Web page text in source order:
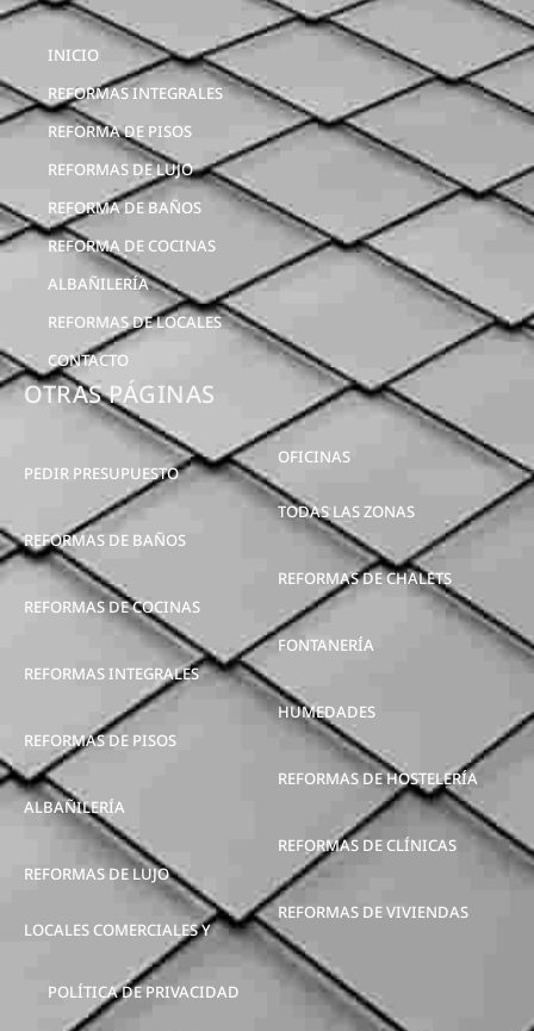
INICIO
REFORMAS INTEGRALES
REFORMA DE PISOS
REFORMAS DE LUJO
REFORMA DE BAÑOS
REFORMA DE COCINAS
ALBAÑILERÍA
REFORMAS DE LOCALES
CONTACTO
OTRAS PÁGINAS
PEDIR PRESUPUESTO
REFORMAS DE BAÑOS
REFORMAS DE COCINAS
REFORMAS INTEGRALES
REFORMAS DE PISOS
ALBAÑILERÍA
REFORMAS DE LUJO
LOCALES COMERCIALES Y
OFICINAS
TODAS LAS ZONAS
REFORMAS DE CHALETS
FONTANERÍA
HUMEDADES
REFORMAS DE HOSTELERÍA
REFORMAS DE CLÍNICAS
REFORMAS DE VIVIENDAS
POLÍTICA DE PRIVACIDAD